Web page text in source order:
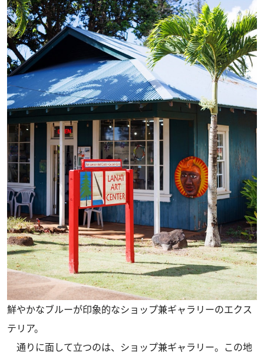
鮮やかなブルーが印象的なショップ兼ギャラリーのエクス
テリア。
通りに面して立つのは、ショップ兼ギャラリー。この地